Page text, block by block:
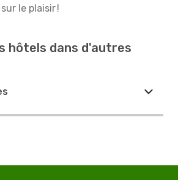
le plaisir !
hôtels dans d'autres